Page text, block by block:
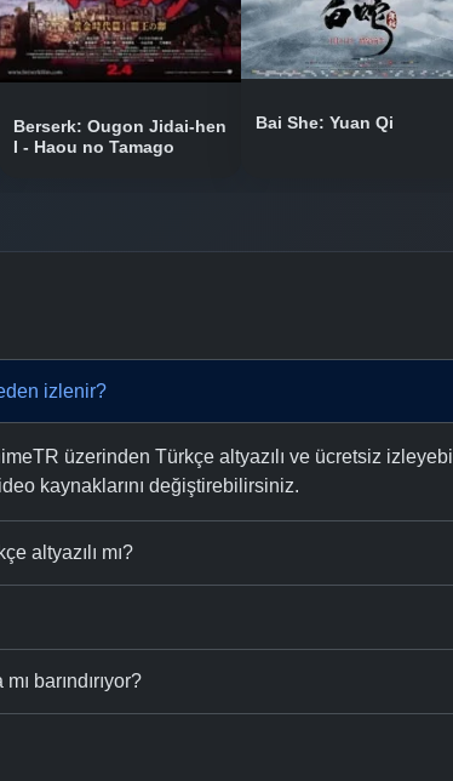
Berserk: Ougon Jidai-hen
I - Haou no Tamago
Bai She: Yuan Qi
izlenir?
üzerinden Türkçe altyazılı ve ücretsiz
kaynaklarını değiştirebilirsiniz.
altyazılı mı?
barındırıyor?